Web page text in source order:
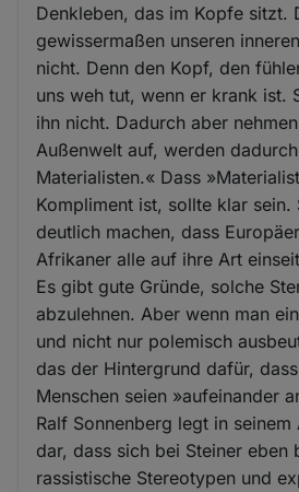
Denkleben, das im Kopfe sitzt.
gewissermaßen unseren
nicht. Denn den Kopf, den
uns weh tut, wenn er krank ist.
ihn nicht. Dadurch aber
Außenwelt auf, werden
Materialisten.« Dass
Kompliment ist, sollte klar sein.
deutlich machen, dass
Afrikaner alle auf ihre Art
Es gibt gute Gründe, solche
abzulehnen. Aber wenn man
und nicht nur polemisch
das der Hintergrund dafür,
Menschen seien »aufeinander
Ralf Sonnenberg legt in
dar, dass sich bei Steiner eben
rassistische Stereotypen und